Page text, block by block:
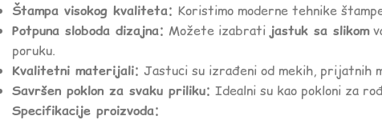
Štampa visokog kvaliteta: Koristimo moderne tehnike
Potpuna sloboda dizajna: Možete izabrati jastuk sa slikom
poruku.
Kvalitetni materijali: Jastuci su izrađeni od mekih, prijatnih
Savršen poklon za svaku priliku: Idealni su kao pokloni za
Specifikacije proizvoda: